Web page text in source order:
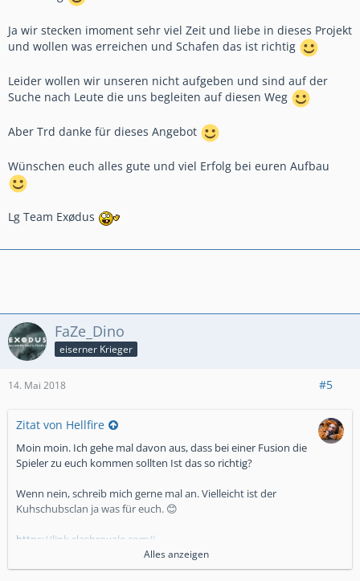
Ja wir stecken imoment sehr viel Zeit und liebe in dieses Projekt
und wollen was erreichen und Schafen das ist richtig
Leider wollen wir unseren nicht aufgeben und sind auf der
Suche nach Leute die uns begleiten auf diesen Weg
Aber Trd danke für dieses Angebot
Wünschen euch alles gute und viel Erfolg bei euren Aufbau
Lg Team Exødus
FaZe_Dino
eiserner Krieger
14. Mai 2018 #5
Zitat von Hellfire
Moin moin. Ich gehe mal davon aus, dass bei einer Fusion die
Spieler zu euch kommen sollten Ist das so richtig?
Wenn nein, schreib mich gerne mal an. Vielleicht ist der
Kuhschubsclan ja was für euch. 😊
https://link.clashroyale.com/i…
tzj7hnza&platform=AndroidAlles anzeigen